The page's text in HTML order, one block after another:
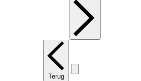
Terug